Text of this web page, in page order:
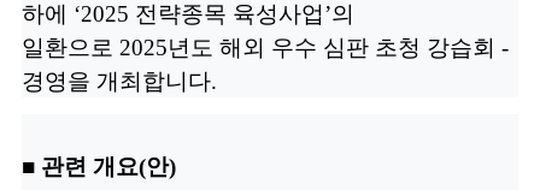
하에 ‘2025 전략종목 육성사업’의
일환으로 2025년도 해외 우수 심판 초청 강습회 -
경영을 개최합니다.
■ 관련 개요(안)